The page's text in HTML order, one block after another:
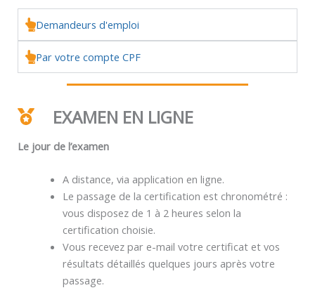
Demandeurs d'emploi
Par votre compte CPF
EXAMEN EN LIGNE
Le jour de l’examen
A distance, via application en ligne.
Le passage de la certification est chronométré :
vous disposez de 1 à 2 heures selon la
certification choisie.
Vous recevez par e-mail votre certificat et vos
résultats détaillés quelques jours après votre
passage.